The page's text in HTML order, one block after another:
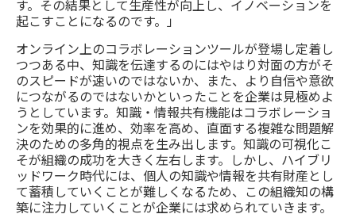
す。その結果として生産性が向上し、イノベーションを
起こすことになるのです。」
オンライン上のコラボレーションツールが登場し定着し
つつある中、知識を伝達するのにはやはり対面の方がそ
のスピードが速いのではないか、また、より自信や意欲
につながるのではないかといったことを企業は見極めよ
うとしています。知識・情報共有機能はコラボレーショ
ンを効果的に進め、効率を高め、直面する複雑な問題解
決のための多角的視点を生み出します。知識の可視化こ
そが組織の成功を大きく左右します。しかし、ハイブリ
ッドワーク時代には、個人の知識や情報を共有財産とし
て蓄積していくことが難しくなるため、この組織知の構
築に注力していくことが企業には求められていきます。